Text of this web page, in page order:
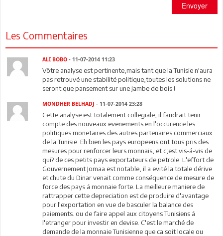
Envoyer
Les Commentaires
ALI BOBO - 11-07-2014 11:23
Vôtre analyse est pertinente,mais tant que la Tunisie n'aura
pas retrouvé une stabilité politique,toutes les solutions ne
seront que pansement sur une jambe de bois !
MONDHER BELHADJ - 11-07-2014 23:28
Cette analyse est totalement collegiale, il faudrait tenir
compte des nouveaux evenements en l'occurence les
politiques monetaires des autres partenaires commerciaux
de la Tunisie. Eh bien les pays europeens ont tous pris des
mesures pour renforcer leurs monnais, et c;est vis-á-vis de
qui? de ces petits pays exportateurs de petrole. L'effort de
Gouvernement Jomaa est notable, il a evité la totale dérive
et chute du Dinar venait comme conséquence de mesure de
force des pays á monnaie forte. La meilleure maniere de
rattrapper cette depreciation est de produire d'avantage
pour l'exportation en vue de basculer la balance des
paiements. ou de faire appel aux citoyens Tunisiens á
l'etranger pour investir en devise. C'est le marché de
demande de la monnaie Tunisienne que ca soit locale ou